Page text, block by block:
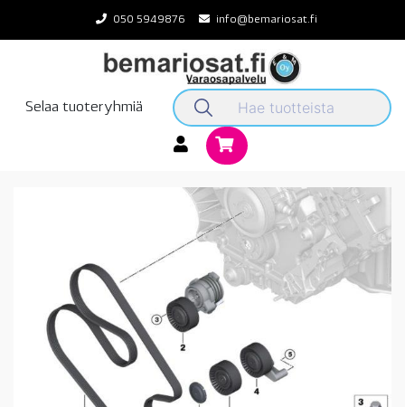
content
050 5949876 info@bemariosat.fi
Selaa tuoteryhmiä